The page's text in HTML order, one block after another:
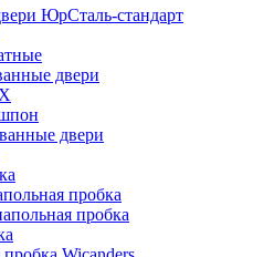
ЮрСталь-стандарт
двери
двери
пробка
пробка